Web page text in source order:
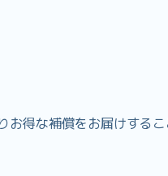
お得な補償をお届けする